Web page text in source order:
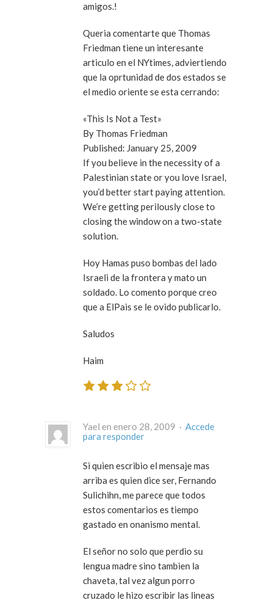
amigos.!
Queria comentarte que Thomas
Friedman tiene un interesante
articulo en el NYtimes, adviertiendo
que la oprtunidad de dos estados se
el medio oriente se esta cerrando:
«This Is Not a Test»
By Thomas Friedman
Published: January 25, 2009
If you believe in the necessity of a
Palestinian state or you love Israel,
you’d better start paying attention.
We’re getting perilously close to
closing the window on a two-state
solution.
Hoy Hamas puso bombas del lado
Israeli de la frontera y mato un
soldado. Lo comento porque creo
que a ElPais se le ovido publicarlo.
Saludos
Haim
Yael en enero 28, 2009 · Accede
para responder
Si quien escribio el mensaje mas
arriba es quien dice ser, Fernando
Sulichihn, me parece que todos
estos comentarios es tiempo
gastado en onanismo mental.
El señor no solo que perdio su
lengua madre sino tambien la
chaveta, tal vez algun porro
cruzado le hizo escribir las lineas